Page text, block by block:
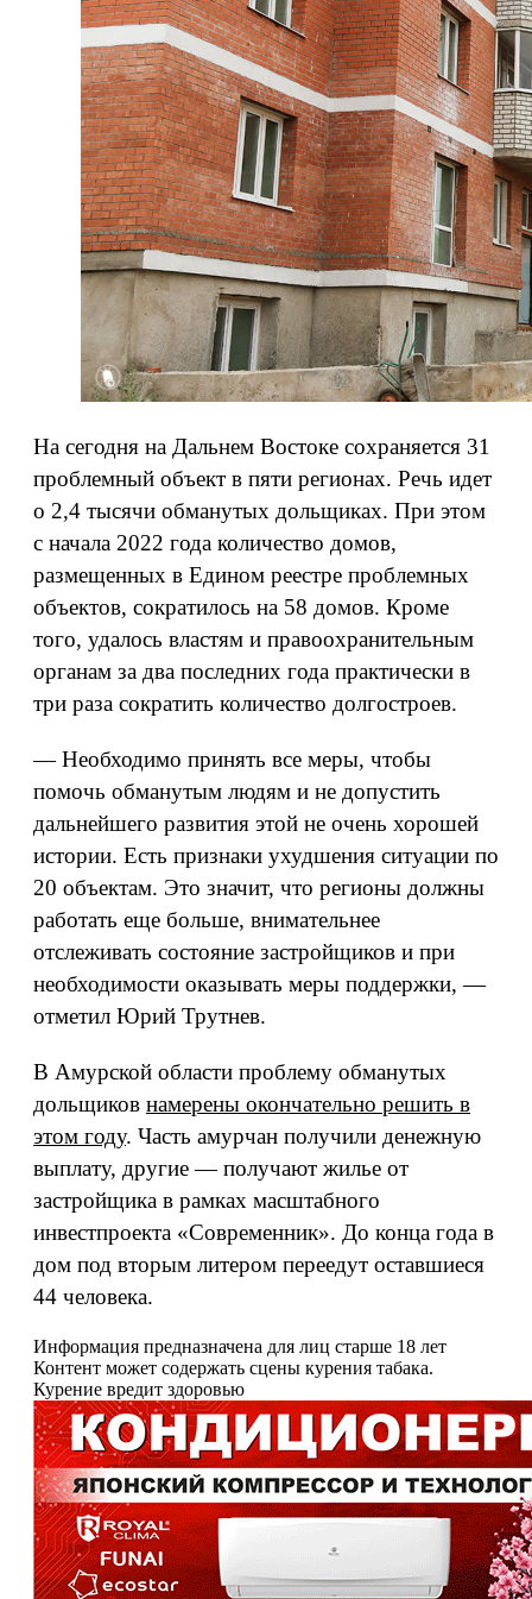
На сегодня на Дальнем Востоке сохраняется 31
проблемный объект в пяти регионах. Речь идет
о 2,4 тысячи обманутых дольщиках. При этом
с начала 2022 года количество домов,
размещенных в Едином реестре проблемных
объектов, сократилось на 58 домов. Кроме
того, удалось властям и правоохранительным
органам за два последних года практически в
три раза сократить количество долгостроев.
— Необходимо принять все меры, чтобы
помочь обманутым людям и не допустить
дальнейшего развития этой не очень хорошей
истории. Есть признаки ухудшения ситуации по
20 объектам. Это значит, что регионы должны
работать еще больше, внимательнее
отслеживать состояние застройщиков и при
необходимости оказывать меры поддержки, —
отметил Юрий Трутнев.
В Амурской области проблему обманутых
дольщиков намерены окончательно решить в
этом году. Часть амурчан получили денежную
выплату, другие — получают жилье от
застройщика в рамках масштабного
инвестпроекта «Современник». До конца года в
дом под вторым литером переедут оставшиеся
44 человека.
Информация предназначена для лиц старше 18 лет
Контент может содержать сцены курения табака.
Курение вредит здоровью